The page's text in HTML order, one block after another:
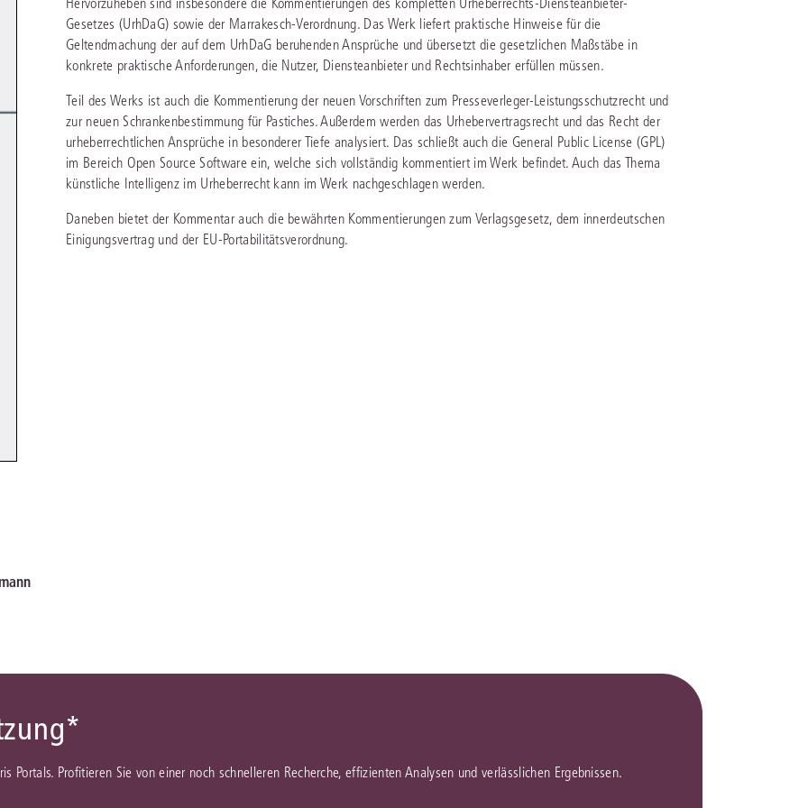
Finden Sie Lösungen und Inhalte, die zu Ihrem Fachgebiet passen.
Arbeitsrecht
Außenwirtschaftsrecht
Bankrecht
Compliance
Datenschutzrecht
Erbrecht
Notare
Öffentliches Dienstrecht
Öffentliches Recht
Sozialrecht
Steuerrecht
Strafrecht
JURIS BUSINESS
Risikenfür Unternehmen, Institutionen
und Steuerberater.
JURIS AKADEMIE
Fortbildungenfür Fachanwältein allen
wichtigen Fachgebieten.
für eine erste Produktempfehlung.
Vereine und Verbände
Unternehmen
Referendariat
Studium und Hochschule
WEITERE SERVICES
FAQ
Downloads
Veranstaltungen
juris PraxisReporte
4422
Gesetzes (UrhDaG) sowie der Marrakesch-Verordnung. Das Werk liefert praktische Hinweise für die
Geltendmachung der auf dem UrhDaG beruhenden Ansprüche und übersetzt die gesetzlichen Maßstäbe in
konkrete praktische Anforderungen, die Nutzer, Diensteanbieter und Rechtsinhaber erfüllen müssen.
Teil des Werks ist auch die Kommentierung der neuen Vorschriften zum Presseverleger-Leistungsschutzrecht und
zur neuen Schrankenbestimmung für Pastiches. Außerdem werden das Urhebervertragsrecht und das Recht der
urheberrechtlichen Ansprüche in besonderer Tiefe analysiert. Das schließt auch die General Public License (GPL)
im Bereich Open Source Software ein, welche sich vollständig kommentiert im Werk befindet. Auch das Thema
künstliche Intelligenz im Urheberrecht kann im Werk nachgeschlagen werden.
Daneben bietet der Kommentar auch die bewährten Kommentierungen zum Verlagsgesetz, dem innerdeutschen
Einigungsvertrag und der EU-Portabilitätsverordnung.
Portals. Profitieren Sie von einer noch schnelleren Recherche, effizienten Analysen und verlässlichen Ergebnissen.